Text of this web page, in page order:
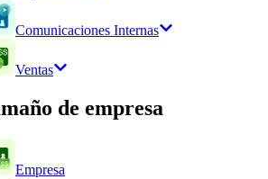
Comunicaciones Internas
Ventas
de empresa
Empresa